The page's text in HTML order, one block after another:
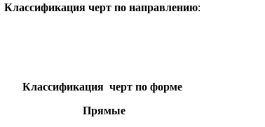
Классификация черт по направлению:
Классификация черт по форме
Прямые